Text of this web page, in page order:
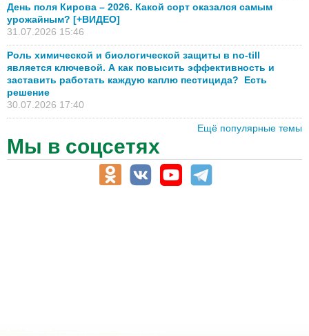
День поля Кирова – 2026. Какой сорт оказался самым
урожайным? [+ВИДЕО]
31.07.2026 15:46
Роль химической и биологической защиты в no-till
является ключевой. А как повысить эффективность и
заставить работать каждую каплю пестицида? Есть
решение
30.07.2026 17:40
Ещё популярные темы
Мы в соцсетях